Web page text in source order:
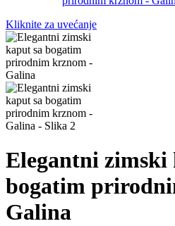
Kliknite za uvećanje
Elegantni zimski
bogatim
Galina